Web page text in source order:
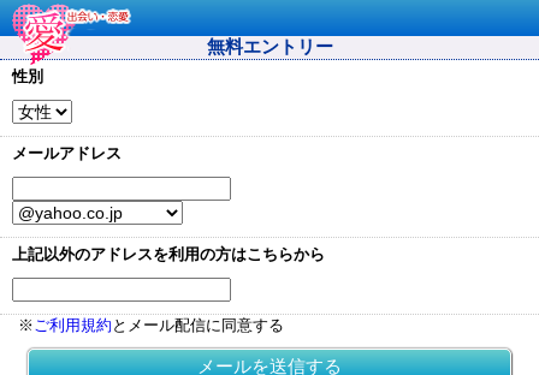
無料エントリー
性別
メールアドレス
上記以外のアドレスを利用の方はこちらから
※ ご利用規約 とメール配信に同意する
メールを送信する